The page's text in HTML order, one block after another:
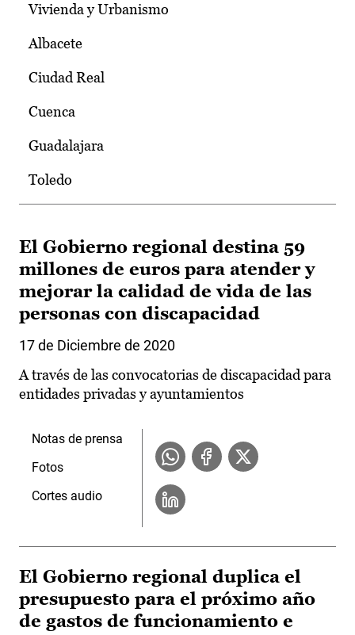
Vivienda y Urbanismo
Albacete
Ciudad Real
Cuenca
Guadalajara
Toledo
El Gobierno regional destina 59
millones de euros para atender y
mejorar la calidad de vida de las
personas con discapacidad
17 de Diciembre de 2020
A través de las convocatorias de discapacidad para
entidades privadas y ayuntamientos
Notas de prensa
Fotos
Cortes audio
El Gobierno regional duplica el
presupuesto para el próximo año
de gastos de funcionamiento e